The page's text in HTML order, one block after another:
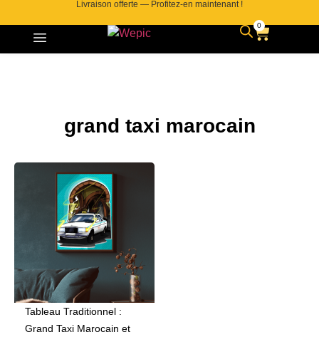
Livraison offerte — Profitez-en maintenant !
0
grand taxi marocain
Tableau Traditionnel :
Grand Taxi Marocain et